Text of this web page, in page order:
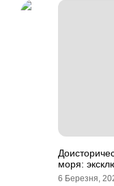
моря:
6 Березня,